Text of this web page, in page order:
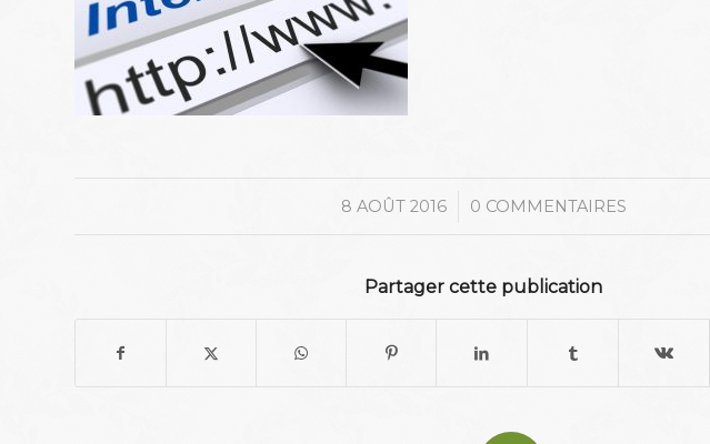
8 AOÛT 2016
/ 0 COMMENTAIRES
Partager cette publication